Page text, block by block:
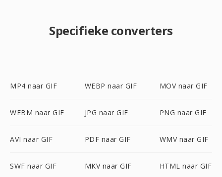
Specifieke converters
MP4 naar GIF WEBP naar GIF MOV naar GIF
WEBM naar GIF JPG naar GIF PNG naar GIF
AVI naar GIF PDF naar GIF WMV naar GIF
SWF naar GIF MKV naar GIF HTML naar GIF